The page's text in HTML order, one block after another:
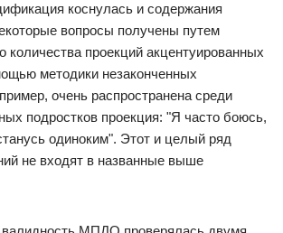
коснулась и содержания
вопросы получены путем
количества проекций акцентуированных
методики незаконченных
очень распространена среди
подростков проекция: "Я часто боюсь,
одиноким". Этот и целый ряд
не входят в названные выше